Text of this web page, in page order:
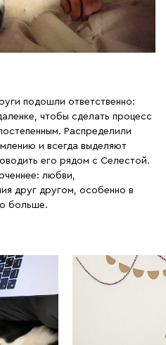
подошли ответственно:
чтобы сделать процесс
Распределили
и всегда выделяют
его рядом с Селестой.
любви,
друг другом, особенно в
больше.